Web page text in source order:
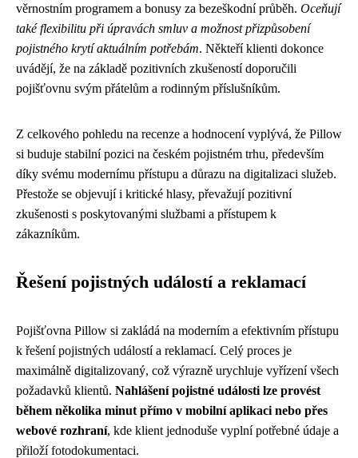
věrnostním programem a bonusy za bezeškodní průběh. Oceňují
také flexibilitu při úpravách smluv a možnost přizpůsobení
pojistného krytí aktuálním potřebám. Někteří klienti dokonce
uvádějí, že na základě pozitivních zkušeností doporučili
pojišťovnu svým přátelům a rodinným příslušníkům.
Z celkového pohledu na recenze a hodnocení vyplývá, že Pillow
si buduje stabilní pozici na českém pojistném trhu, především
díky svému modernímu přístupu a důrazu na digitalizaci služeb.
Přestože se objevují i kritické hlasy, převažují pozitivní
zkušenosti s poskytovanými službami a přístupem k
zákazníkům.
Řešení pojistných událostí a reklamací
Pojišťovna Pillow si zakládá na moderním a efektivním přístupu
k řešení pojistných událostí a reklamací. Celý proces je
maximálně digitalizovaný, což výrazně urychluje vyřízení všech
požadavků klientů. Nahlášení pojistné události lze provést
během několika minut přímo v mobilní aplikaci nebo přes
webové rozhraní, kde klient jednoduše vyplní potřebné údaje a
přiloží fotodokumentaci.